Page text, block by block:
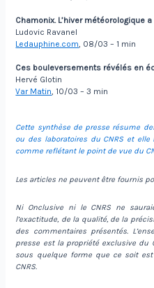
Chamonix. L’hiver météorologique
Ludovic Ravanel
Ledauphine.com, 08/03 – 1 min
Ces bouleversements révélés en
Hervé Glotin
Var Matin, 10/03 – 3 min
Cette synthèse de presse résume
ou des laboratoires du CNRS et
comme reflétant le point de vue du
Les articles ne peuvent être fournis
Ni Onclusive ni le CNRS ne
l’exactitude, de la qualité, de la
des commentaires présentés.
presse est la propriété exclusive du
sous quelque forme que ce soit
CNRS.